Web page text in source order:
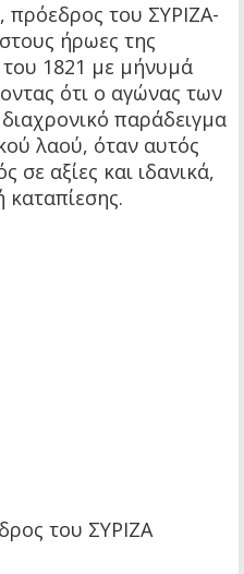
, πρόεδρος του ΣΥΡΙΖΑ-
ήρωες της
1821 με μήνυμά
ότι ο αγώνας των
παράδειγμα
λαού, όταν αυτός
σε αξίες και ιδανικά,
του ΣΥΡΙΖΑ